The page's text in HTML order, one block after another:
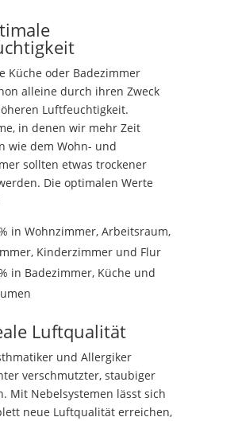
Küche oder Badezimmer
alleine durch ihren Zweck
Luftfeuchtigkeit.
in denen wir mehr Zeit
wie dem Wohn- und
sollten etwas trockener
Die optimalen Werte
in Wohnzimmer, Arbeitsraum,
Kinderzimmer und Flur
in Badezimmer, Küche und
Luftqualität
und Allergiker
verschmutzter, staubiger
Mit Nebelsystemen lässt sich
neue Luftqualität erreichen,